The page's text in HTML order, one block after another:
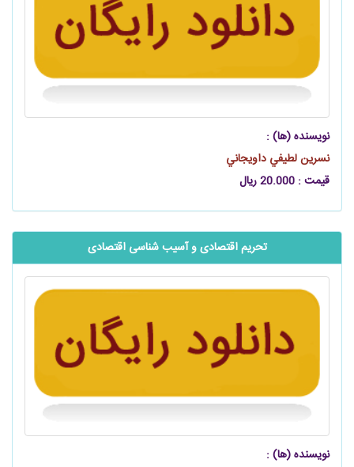
نویسنده (ها) :
نسرين لطيفي داويجاني
قیمت : 20.000 ریال
تحریم اقتصادی و آسیب شناسی اقتصادی
نویسنده (ها) :